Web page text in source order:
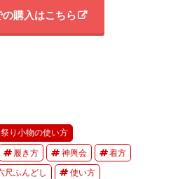
購入はこちら
祭り小物の使い方
履き方 神輿会 着方
尺ふんどし 使い方